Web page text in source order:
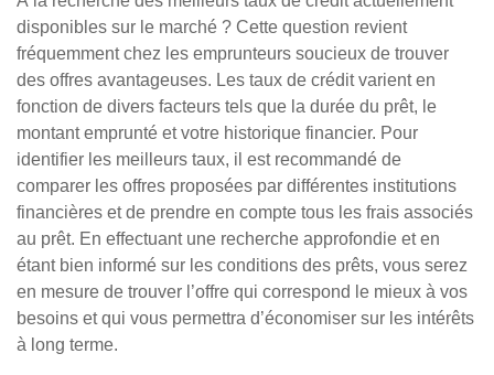
disponibles sur le marché ? Cette question revient
fréquemment chez les emprunteurs soucieux de trouver
des offres avantageuses. Les taux de crédit varient en
fonction de divers facteurs tels que la durée du prêt, le
montant emprunté et votre historique financier. Pour
identifier les meilleurs taux, il est recommandé de
comparer les offres proposées par différentes institutions
financières et de prendre en compte tous les frais associés
au prêt. En effectuant une recherche approfondie et en
étant bien informé sur les conditions des prêts, vous serez
en mesure de trouver l’offre qui correspond le mieux à vos
besoins et qui vous permettra d’économiser sur les intérêts
à long terme.